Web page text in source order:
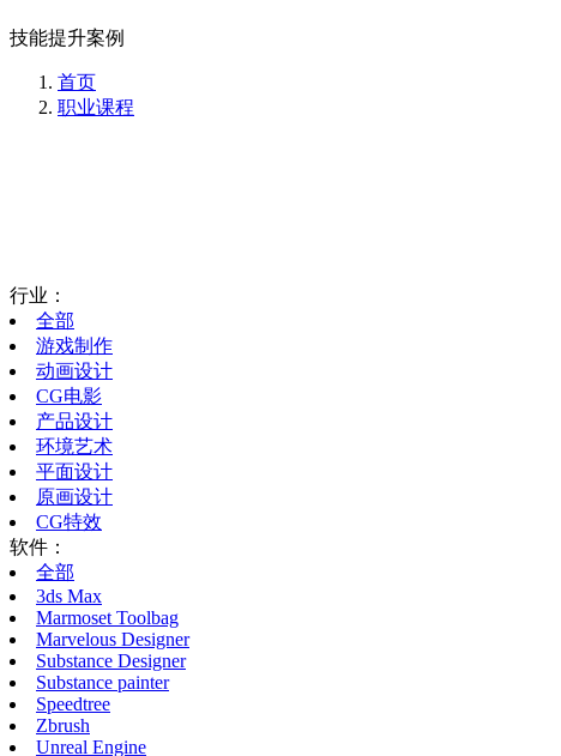
技能提升案例
首页
职业课程
行业：
全部
游戏制作
动画设计
CG电影
产品设计
环境艺术
平面设计
原画设计
CG特效
软件：
全部
3ds Max
Marmoset Toolbag
Marvelous Designer
Substance Designer
Substance painter
Speedtree
Zbrush
Unreal Engine